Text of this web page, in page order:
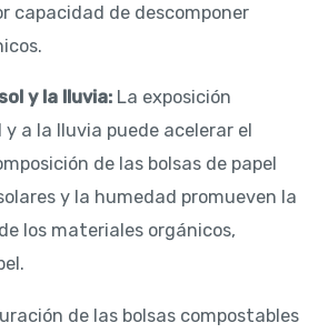
capacidad de descomponer
y la lluvia: La exposición
a la lluvia puede acelerar el
de las bolsas de papel
y la humedad promueven la
los materiales orgánicos,
de las bolsas compostables